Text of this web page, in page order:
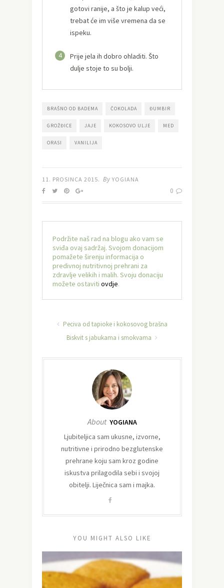
gotovi ranije, a što je kalup veći,
trebat će im više vremena da se
ispeku.
4
Prije jela ih dobro ohladiti. Što
dulje stoje to su bolji.
BRAŠNO OD BADEMA ČOKOLADA ĐUMBIR
GROŽĐICE JAJE KOKOSOVO ULJE MED
ORASI VANILIJA
11. PROSINCA 2015. By YOGIANA
0
Podržite naš rad na blogu ako vam se
sviđa ovaj sadržaj. Svojom donacijom
pomažete širenju informacija o
predivnoj nutritivnoj prehrani za
zdravlje velikih i malih. Svoju donaciju
možete ostaviti ovdje.
Peciva od tapioke i kokosovog brašna
Biskvit s jabukama i smokvama
About YOGIANA
Ljubiteljica sam ukusne, izvorne,
nutritivne i prirodno bezglutenske
prehrane koju sam kroz godine
iskustva prilagodila sebi i svojoj
obitelji. Liječnica sam i majka.
YOU MIGHT ALSO LIKE